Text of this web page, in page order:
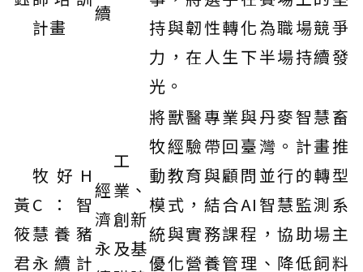
計畫
續
持與韌性轉化為職場競爭
力，在人生下半場持續發
光。
黃
筱
君
牧好H
C：智
慧養豬
永續計
經
濟
永
工
業、
創新
及基
將獸醫專業與丹麥智慧畜
牧經驗帶回臺灣。計畫推
動教育與顧問並行的轉型
模式，結合AI智慧監測系
統與實務課程，協助場主
優化營養管理、降低飼料